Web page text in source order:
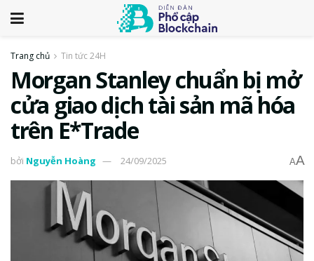
Trang chủ Tin tức 24H
Morgan Stanley chuẩn bị mở
cửa giao dịch tài sản mã hóa
trên E*Trade
bởi Nguyễn Hoàng 24/09/2025 AA